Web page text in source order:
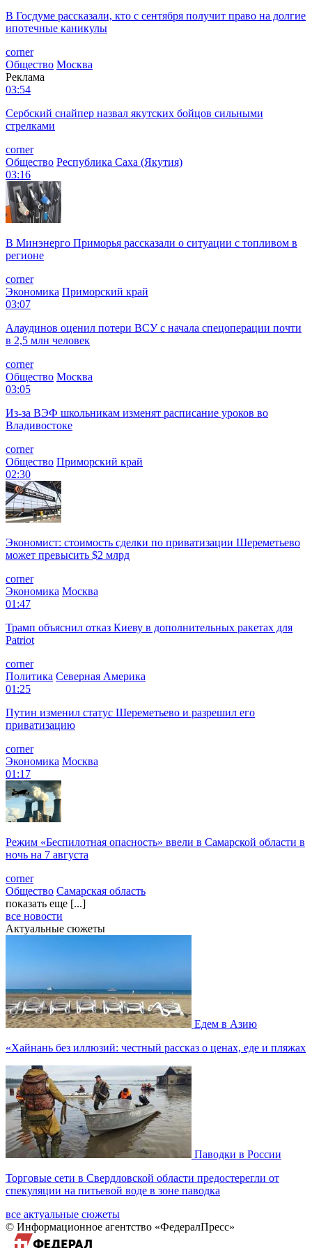
В Госдуме рассказали, кто с сентября получит право на долгие
ипотечные каникулы
corner
Общество Москва
Реклама
03:54
Сербский снайпер назвал якутских бойцов сильными
стрелками
corner
Общество Республика Саха (Якутия)
03:16
В Минэнерго Приморья рассказали о ситуации с топливом в
регионе
corner
Экономика Приморский край
03:07
Алаудинов оценил потери ВСУ с начала спецоперации почти
в 2,5 млн человек
corner
Общество Москва
03:05
Из-за ВЭФ школьникам изменят расписание уроков во
Владивостоке
corner
Общество Приморский край
02:30
Экономист: стоимость сделки по приватизации Шереметьево
может превысить $2 млрд
corner
Экономика Москва
01:47
Трамп объяснил отказ Киеву в дополнительных ракетах для
Patriot
corner
Политика Северная Америка
01:25
Путин изменил статус Шереметьево и разрешил его
приватизацию
corner
Экономика Москва
01:17
Режим «Беспилотная опасность» ввели в Самарской области в
ночь на 7 августа
corner
Общество Самарская область
показать еще [...]
все новости
Актуальные сюжеты
Едем в Азию
«Хайнань без иллюзий: честный рассказ о ценах, еде и пляжах
Паводки в России
Торговые сети в Свердловской области предостерегли от
спекуляции на питьевой воде в зоне паводка
все актуальные сюжеты
© Информационное агентство «ФедералПресс»